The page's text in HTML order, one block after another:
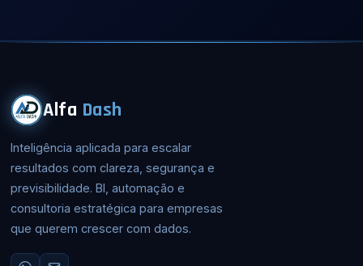
Alfa Dash
Inteligência aplicada para escalar
resultados com clareza, segurança e
previsibilidade. BI, automação e
consultoria estratégica para empresas
que querem crescer com dados.